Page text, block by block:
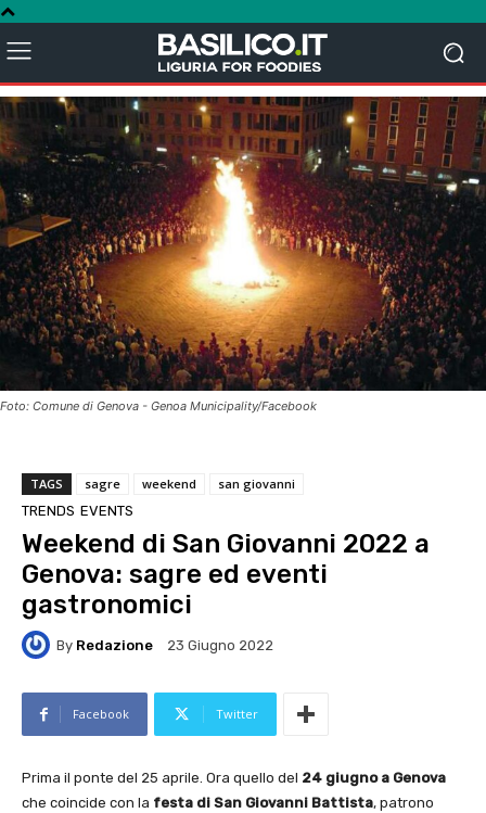
Foto: Comune di Genova - Genoa Municipality/Facebook
TAGS sagre weekend
san giovanni
TRENDS EVENTS
Weekend di San Giovanni 2022 a
Genova: sagre ed eventi
gastronomici
By Redazione 23 Giugno 2022
Facebook Twitter
Prima il ponte del 25 aprile. Ora quello del 24 giugno a Genova
che coincide con la festa di San Giovanni Battista, patrono